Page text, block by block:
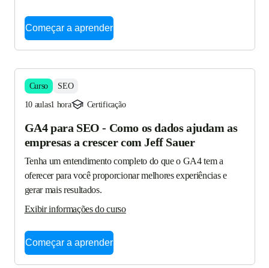
Começar a aprender
Curso SEO
10 aulas1 hora Certificação
GA4 para SEO - Como os dados ajudam as
empresas a crescer com Jeff Sauer
Tenha um entendimento completo do que o GA4 tem a
oferecer para você proporcionar melhores experiências e
gerar mais resultados.
Exibir informações do curso
Começar a aprender